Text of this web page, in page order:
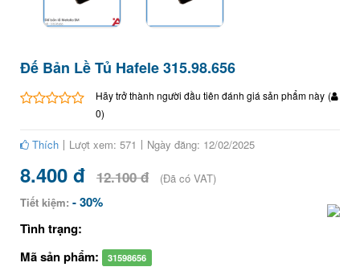
Đế Bản Lề Tủ Hafele 315.98.656
Hãy trở thành người đầu tiên đánh giá sản phẩm này (
0)
Thích Lượt xem: 571 Ngày đăng: 12/02/2025
8.400 đ 12.100 đ
(Đã có VAT)
Tiết kiệm: - 30%
Tình trạng:
Mã sản phẩm:
31598656